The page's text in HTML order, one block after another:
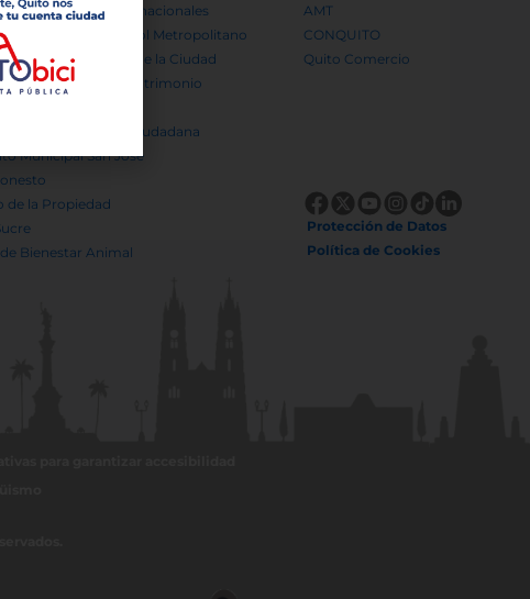
y Asuntos Internacionales
de Agentes de Control Metropolitano
de Investigaciones de la Ciudad
Metropolitano de Patrimonio
de Seguridad Ciudadana
Municipal San José
de la Propiedad
Bienestar Animal
AMT
CONQUITO
Quito Comercio
Protección de Datos
Política de Cookies